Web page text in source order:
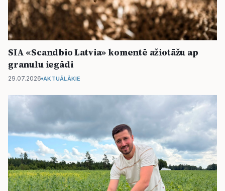
SIA «Scandbio Latvia» komentē ažiotāžu ap
granulu iegādi
29.07.2026 AKTUĀLĀKIE